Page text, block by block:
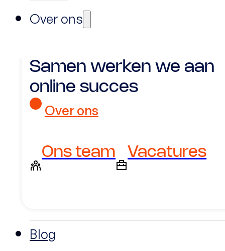
Over ons
Samen werken we aan
online succes
Over ons
Ons team Vacatures
Blog